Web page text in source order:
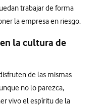
trabajar de forma
la empresa en riesgo.
la cultura de
de las mismas
no lo parezca,
vivo el espíritu de la